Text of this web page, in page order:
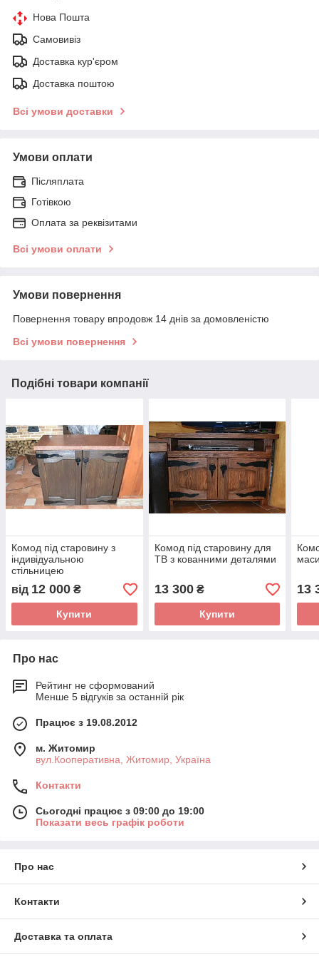
Нова Пошта
Самовивіз
Доставка кур'єром
Доставка поштою
Всі умови доставки
Умови оплати
Післяплата
Готівкою
Оплата за реквізитами
Всі умови оплати
Умови повернення
Повернення товару впродовж 14 днів за домовленістю
Всі умови повернення
Подібні товари компанії
Комод під старовину з
індивідуальною
стільницею
від 12 000 ₴
Купити
Комод під старовину для
ТВ з кованними деталями
13 300₴
Купити
13
Про нас
Рейтинг не сформований
Менше 5 відгуків за останній рік
Працює з 19.08.2012
м. Житомир
вул.Кооперативна, Житомир, Україна
Контакти
Сьогодні працює з 09:00 до 19:00
Показати весь графік роботи
Про нас
Контакти
Доставка та оплата